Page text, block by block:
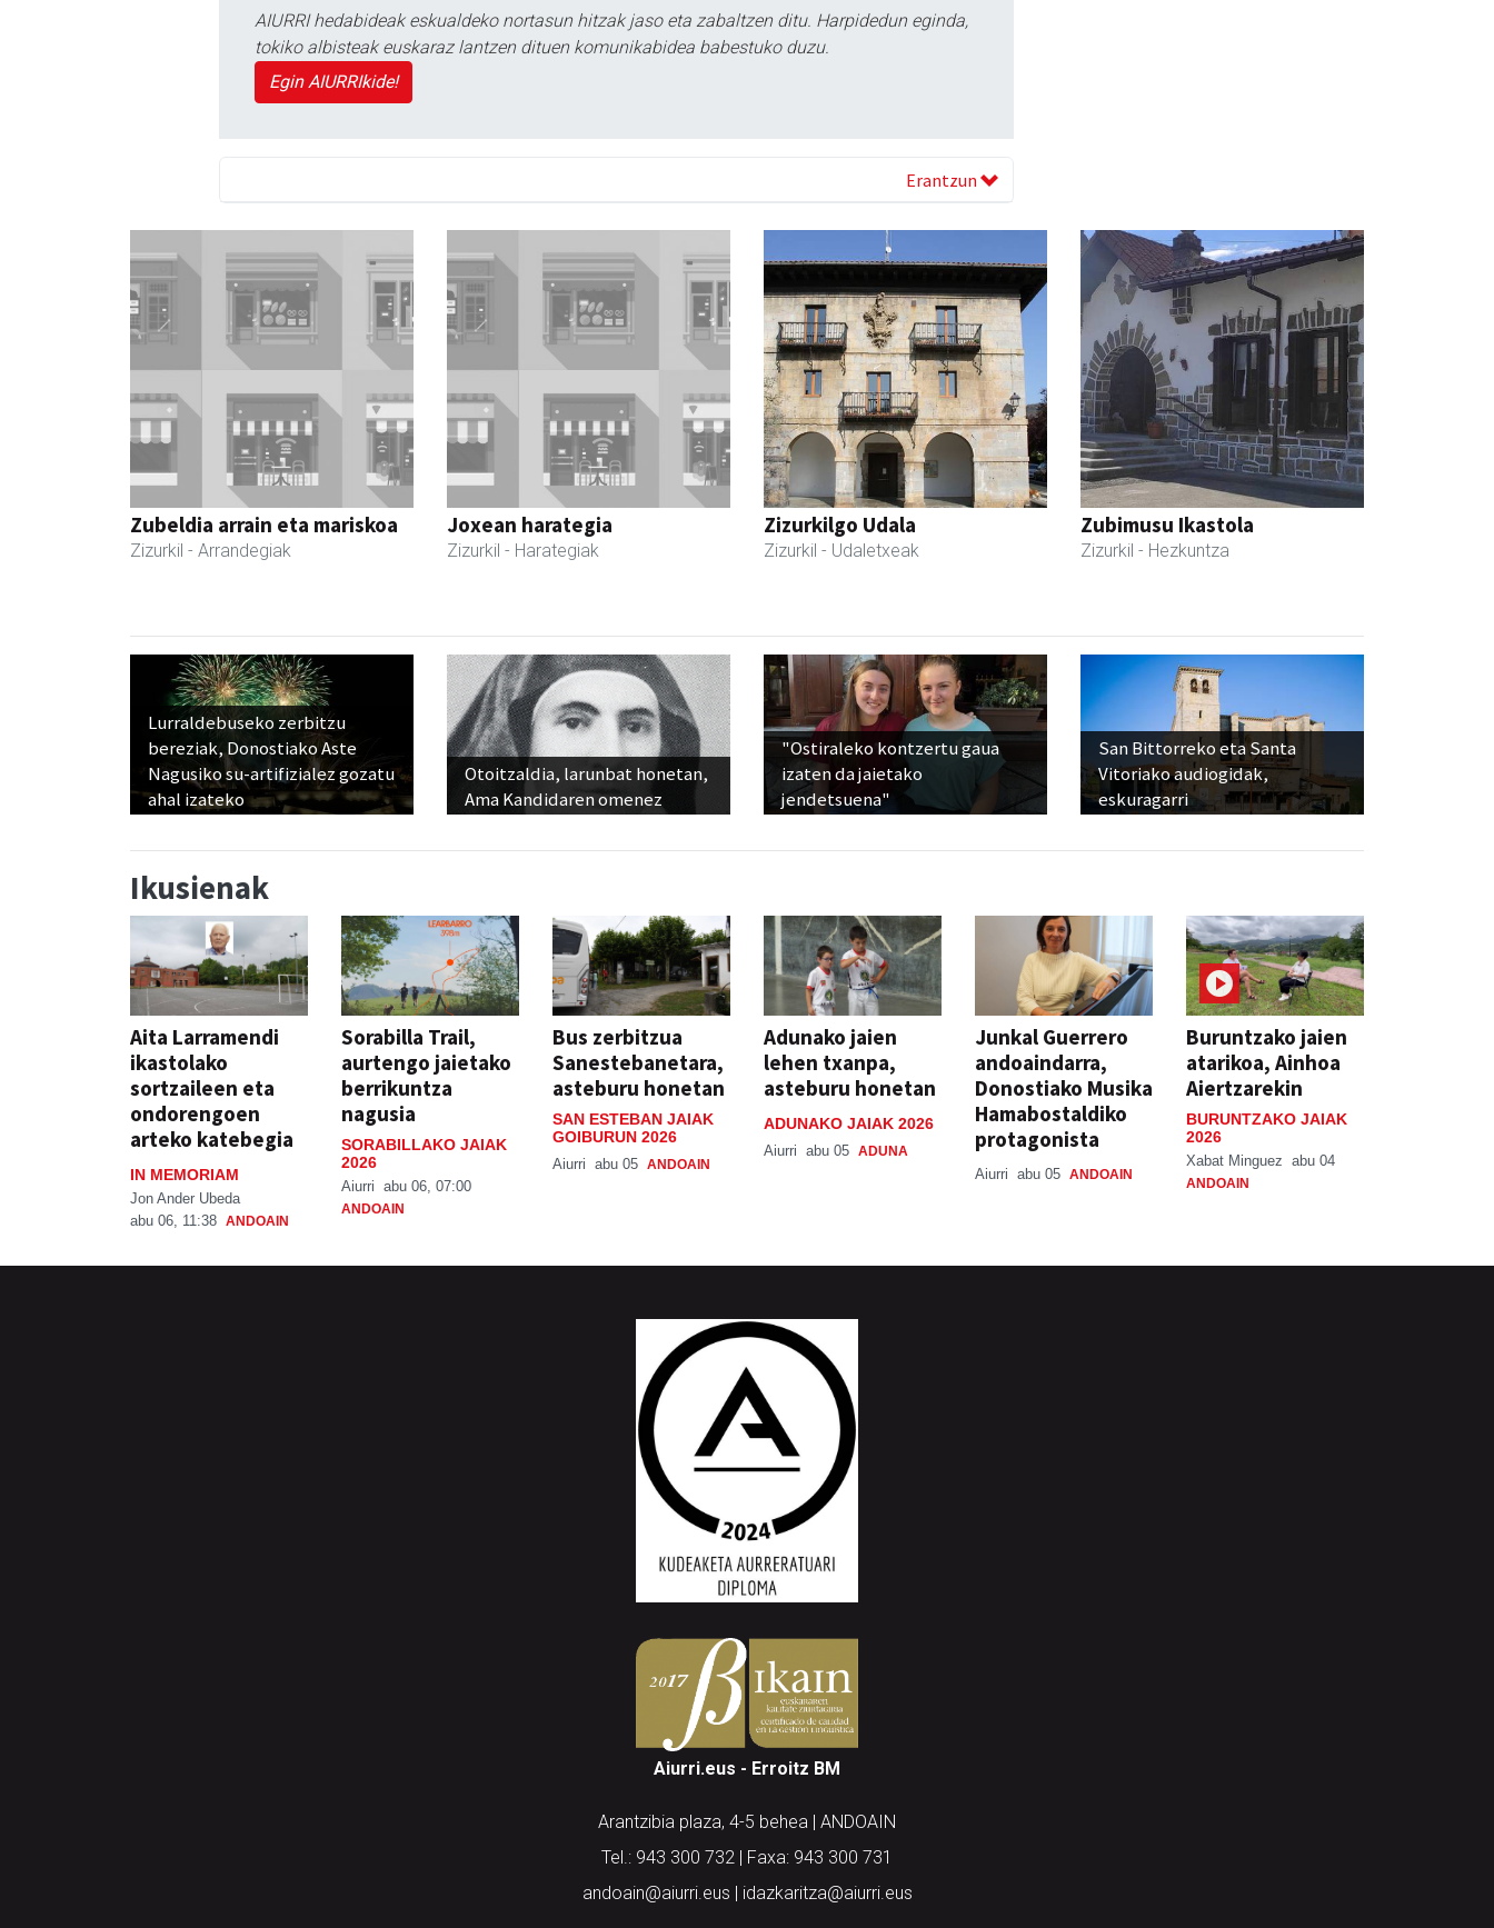
AIURRI hedabideak eskualdeko nortasun hitzak jaso eta zabaltzen ditu. Harpidedun eginda,
tokiko albisteak euskaraz lantzen dituen komunikabidea babestuko duzu.
Egin AIURRIkide!
Erantzun
Zubeldia arrain eta mariskoa
Zizurkil - Arrandegiak
Joxean harategia
Zizurkil - Harategiak
Zizurkilgo Udala
Zizurkil - Udaletxeak
Zubimusu Ikastola
Zizurkil - Hezkuntza
Lurraldebuseko zerbitzu
bereziak, Donostiako Aste
Nagusiko su-artifizialez gozatu
ahal izateko
Otoitzaldia, larunbat honetan,
Ama Kandidaren omenez
"Ostiraleko kontzertu gaua
izaten da jaietako
jendetsuena"
San Bittorreko eta Santa
Vitoriako audiogidak,
eskuragarri
Ikusienak
Aita Larramendi
ikastolako
sortzaileen eta
ondorengoen
arteko katebegia
IN MEMORIAM
Jon Ander Ubeda
abu 06, 11:38 ANDOAIN
Sorabilla Trail,
aurtengo jaietako
berrikuntza
nagusia
SORABILLAKO JAIAK
2026
Aiurri abu 06, 07:00
ANDOAIN
Bus zerbitzua
Sanestebanetara,
asteburu honetan
SAN ESTEBAN JAIAK
GOIBURUN 2026
Aiurri abu 05 ANDOAIN
Adunako jaien
lehen txanpa,
asteburu honetan
ADUNAKO JAIAK 2026
Aiurri abu 05 ADUNA
Junkal Guerrero
andoaindarra,
Donostiako Musika
Hamabostaldiko
protagonista
Aiurri abu 05 ANDOAIN
Buruntzako jaien
atarikoa, Ainhoa
Aiertzarekin
BURUNTZAKO JAIAK
2026
Xabat Minguez abu 04
ANDOAIN
Aiurri.eus - Erroitz BM
Arantzibia plaza, 4-5 behea | ANDOAIN
Tel.: 943 300 732 | Faxa: 943 300 731
andoain@aiurri.eus | idazkaritza@aiurri.eus